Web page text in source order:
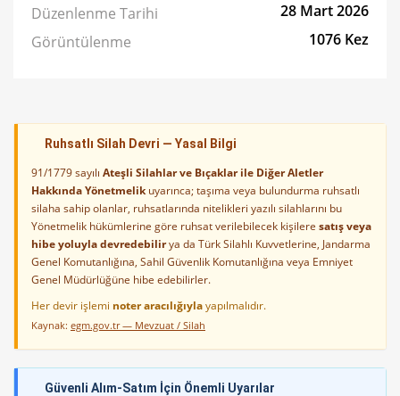
Düzenlenme Tarihi
28 Mart 2026
Görüntülenme
1076 Kez
Ruhsatlı Silah Devri — Yasal Bilgi
91/1779 sayılı Ateşli Silahlar ve Bıçaklar ile Diğer Aletler
Hakkında Yönetmelikuyarınca; taşıma veya bulundurma ruhsatlı
silaha sahip olanlar, ruhsatlarında nitelikleri yazılı silahlarını bu
Yönetmelik hükümlerine göre ruhsat verilebilecek kişilere satış veya
hibe yoluyla devredebilirya da Türk Silahlı Kuvvetlerine, Jandarma
Genel Komutanlığına, Sahil Güvenlik Komutanlığına veya Emniyet
Genel Müdürlüğüne hibe edebilirler.
Her devir işlemi noter aracılığıylayapılmalıdır.
Kaynak: egm.gov.tr — Mevzuat / Silah
Güvenli Alım-Satım İçin Önemli Uyarılar